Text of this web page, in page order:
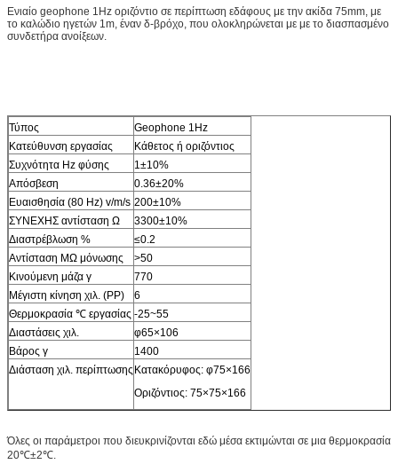
Ενιαίο geophone 1Hz οριζόντιο σε περίπτωση εδάφους με την ακίδα 75mm, με
το καλώδιο ηγετών 1m, έναν δ-βρόχο, που ολοκληρώνεται με με το διασπασμένο
συνδετήρα ανοίξεων.
Τύπος
Geophone 1Hz
Κατεύθυνση εργασίας
Κάθετος ή οριζόντιος
Συχνότητα Hz φύσης
1±10%
Απόσβεση
0.36±20%
Ευαισθησία (80 Hz) v/m/s 200±10%
ΣΥΝΕΧΗΣ αντίσταση Ω
3300±10%
Διαστρέβλωση %
≤0.2
Αντίσταση MΩ μόνωσης
>50
Κινούμενη μάζα γ
770
Μέγιστη κίνηση χιλ. (PP)
6
Θερμοκρασία ℃ εργασίας -25~55
Διαστάσεις χιλ.
φ65×106
Βάρος γ
1400
Διάσταση χιλ. περίπτωσης Κατακόρυφος: φ75×166
Οριζόντιος: 75×75×166
Όλες οι παράμετροι που διευκρινίζονται εδώ μέσα εκτιμώνται σε μια θερμοκρασία
20℃±2℃.